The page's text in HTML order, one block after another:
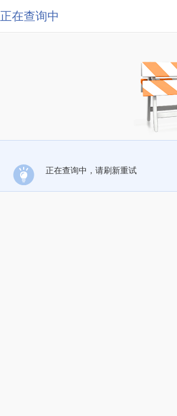
正在查询中
正在查询中，请刷新重试